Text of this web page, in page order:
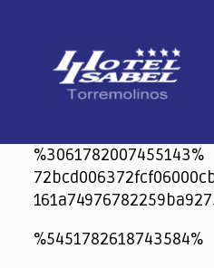
%3061782007455143%
jeetcity
1xbet
jeet city casino
%5451782618743584%